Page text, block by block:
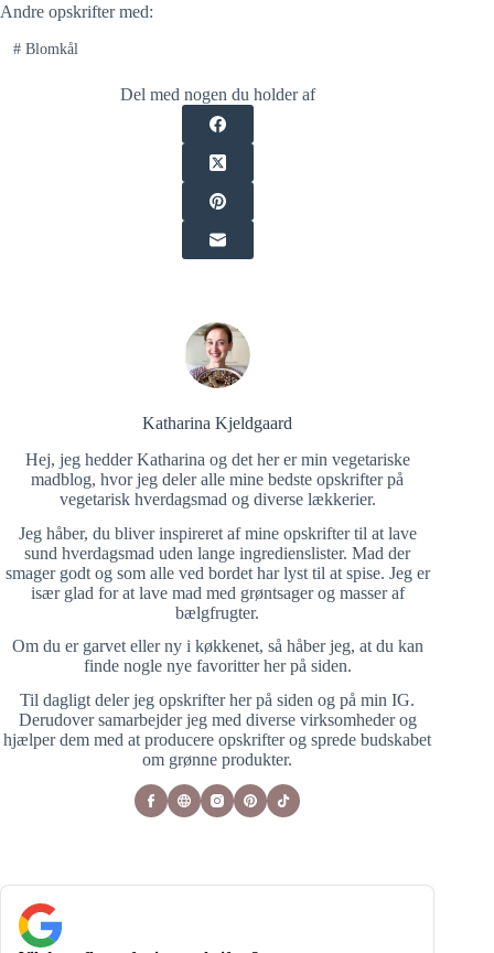
Andre opskrifter med:
#Blomkål
Del med nogen du holder af
Katharina Kjeldgaard
Hej, jeg hedder Katharina og det her er min vegetariske
madblog, hvor jeg deler alle mine bedste opskrifter på
vegetarisk hverdagsmad og diverse lækkerier.
Jeg håber, du bliver inspireret af mine opskrifter til at lave
sund hverdagsmad uden lange ingredienslister. Mad der
smager godt og som alle ved bordet har lyst til at spise. Jeg er
især glad for at lave mad med grøntsager og masser af
bælgfrugter.
Om du er garvet eller ny i køkkenet, så håber jeg, at du kan
finde nogle nye favoritter her på siden.
Til dagligt deler jeg opskrifter her på siden og på min IG.
Derudover samarbejder jeg med diverse virksomheder og
hjælper dem med at producere opskrifter og sprede budskabet
om grønne produkter.